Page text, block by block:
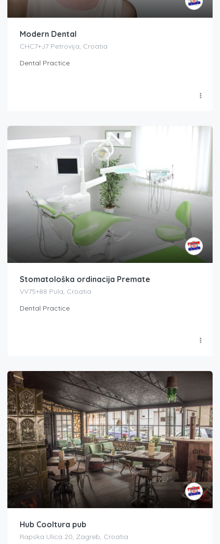
Modern Dental
CHC7+J7 Petrovija, Croatia
Dental Practice
Stomatološka ordinacija Premate
VV75+88 Pula, Croatia
Dental Practice
Hub Cooltura pub
Rapska Ulica 20, Zagreb, Croatia